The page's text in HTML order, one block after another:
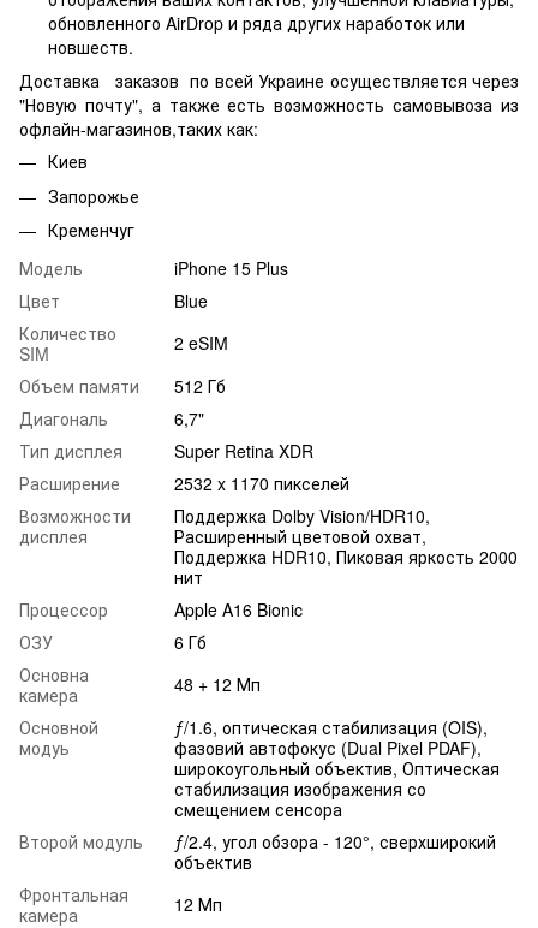
обновленного AirDrop и ряда других наработок или
новшеств.
Доставка заказов по всей Украине осуществляется через
"Новую почту", а также есть возможность самовывоза из
офлайн-магазинов,таких как:
Киев
Запорожье
Кременчуг
Модель
iPhone 15 Plus
Цвет
Blue
Количество
SIM
2 eSIM
Объем памяти
512 Гб
Диагональ
6,7"
Тип дисплея
Super Retina XDR
Расширение
2532 x 1170 пикселей
Возможности
дисплея
Поддержка Dolby Vision/HDR10,
Расширенный цветовой охват,
Поддержка HDR10, Пиковая яркость 2000
нит
Процессор
Apple A16 Bionic
ОЗУ
6 Гб
Основна
камера
48 + 12 Мп
Основной
модуь
ƒ/1.6, оптическая стабилизация (OIS),
фазовий автофокус (Dual Pixel PDAF),
широкоугольный объектив, Оптическая
стабилизация изображения со
смещением сенсора
Второй модуль
ƒ/2.4, угол обзора - 120°, сверхширокий
объектив
Фронтальная
камера
12 Мп